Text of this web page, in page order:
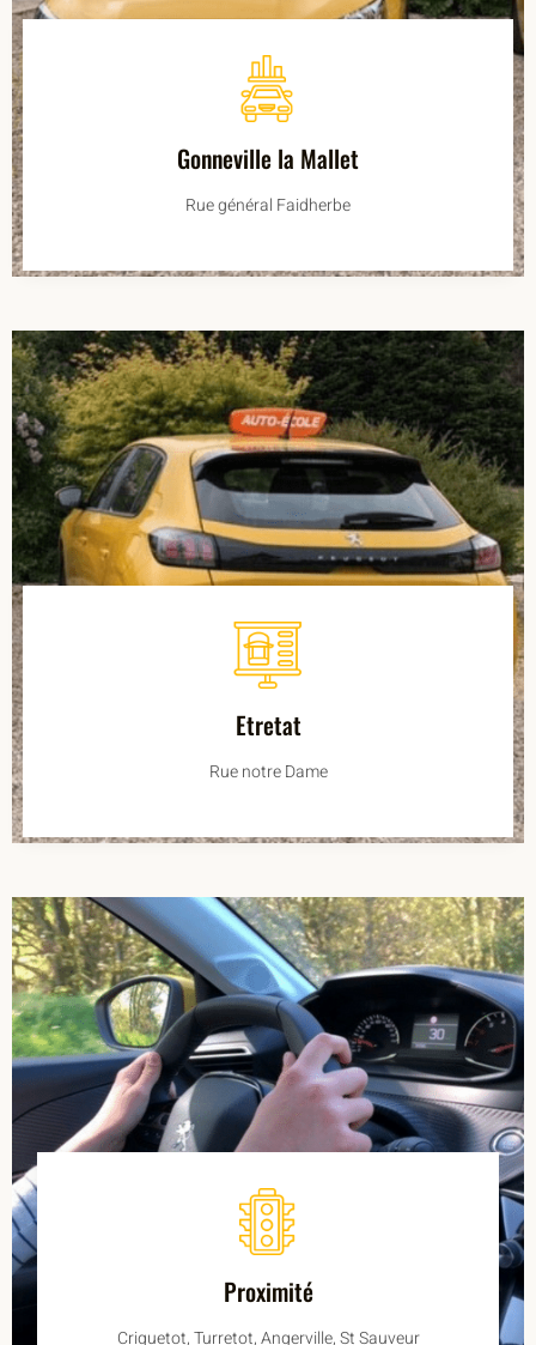
Gonneville la Mallet
Rue général Faidherbe
Etretat
Rue notre Dame
Proximité
Criquetot, Turretot, Angerville, St Sauveur